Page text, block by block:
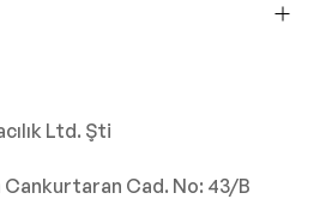
Ltd. Şti
Cankurtaran Cad. No: 43/B